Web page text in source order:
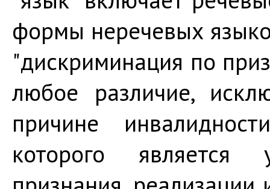
формы неречевых
"дискриминация по
любое различие,
причине
которого